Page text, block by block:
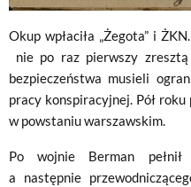
Okup wpłaciła „Żegota” i
nie po raz pierwszy zresztą
bezpieczeństwa musieli
pracy konspiracyjnej. Pół roku
w powstaniu warszawskim.
Po wojnie Berman pełnił
a następnie